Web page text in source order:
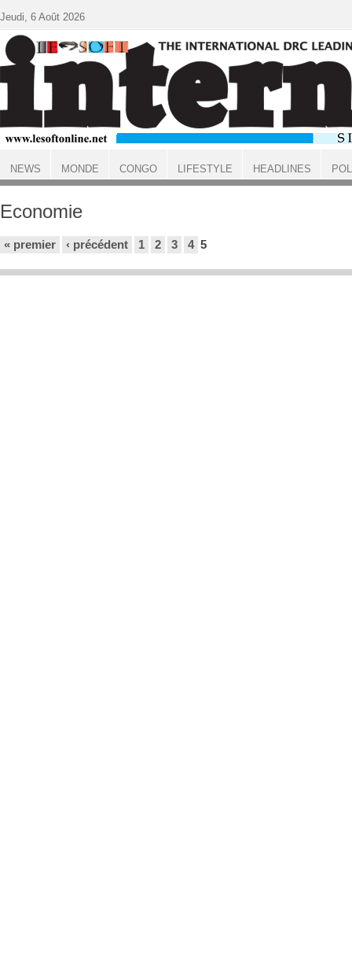
ACCUEIL
Economie
« premier ‹ précédent 1 2 3 4 5
Jeudi, 6 Août 2026
NEWS MONDE CONGO LIFESTYLE HEADLINES